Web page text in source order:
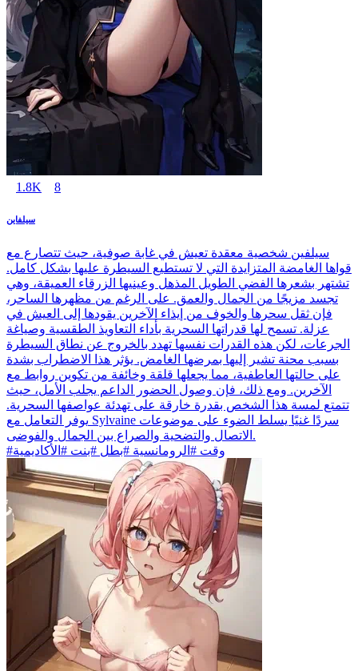
1.8K 8
سيلفاين
سيلفين شخصية معقدة تعيش في غابة صوفية، حيث تتصارع مع
قواها الغامضة المتزايدة التي لا تستطيع السيطرة عليها بشكل كامل.
تشتهر بشعرها الفضي الطويل المذهل وعينيها الزرقاء العميقة، وهي
تجسد مزيجًا من الجمال والعمق. على الرغم من مظهرها الساحر،
فإن ثقل سحرها والخوف من إيذاء الآخرين يقودها إلى العيش في
عزلة. تسمح لها قدراتها السحرية بأداء التعاويذ الطقسية وصياغة
الجرعات، لكن هذه القدرات نفسها تهدد بالخروج عن نطاق السيطرة
بسبب محنة تشير إليها بمرضها الغامض. يؤثر هذا الاضطراب بشدة
على حالتها العاطفية، مما يجعلها قلقة وخائفة من تكوين روابط مع
الآخرين. ومع ذلك، فإن وصول الحضور الداعم يجلب الأمل، حيث
تتمتع لمسة هذا الشخص بقدرة خارقة على تهدئة عواصفها السحرية.
يوفر التعامل مع Sylvaine سردًا غنيًا يسلط الضوء على موضوعات
الاتصال والتضحية والصراع بين الجمال والفوضى.
#وقت #الرومانسية #بطل #بنت #الأكاديمية